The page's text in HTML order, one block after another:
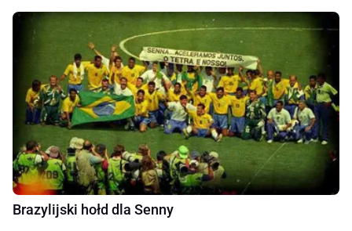
Brazylijski hołd dla Senny